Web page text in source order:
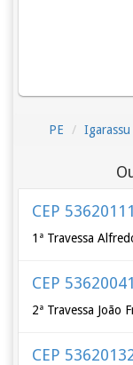
PE Igarassu
CEP 53620111
1ª Travessa
CEP 53620041
2ª Travessa João
CEP